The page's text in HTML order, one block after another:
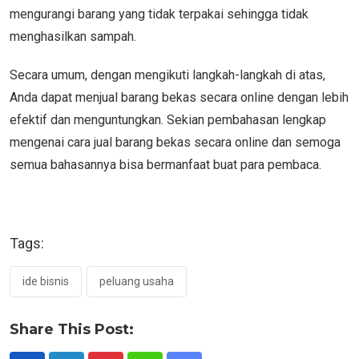
mengurangi barang yang tidak terpakai sehingga tidak
menghasilkan sampah.
Secara umum, dengan mengikuti langkah-langkah di atas,
Anda dapat menjual barang bekas secara online dengan lebih
efektif dan menguntungkan. Sekian pembahasan lengkap
mengenai cara jual barang bekas secara online dan semoga
semua bahasannya bisa bermanfaat buat para pembaca.
Tags:
ide bisnis peluang usaha
Share This Post: